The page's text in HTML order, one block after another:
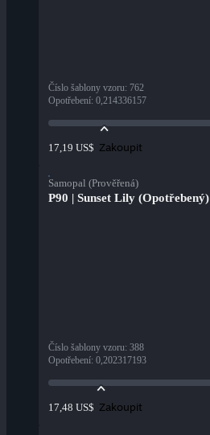
Číslo šablony vzoru: 762
Opotřebení: 0,214336157
17,19 US$ Zakoupit
Samopal (Prověřená)
P90 | Sunset Lily (Opotřebený)
Číslo šablony vzoru: 388
Opotřebení: 0,202317193
17,48 US$ Zakoupit